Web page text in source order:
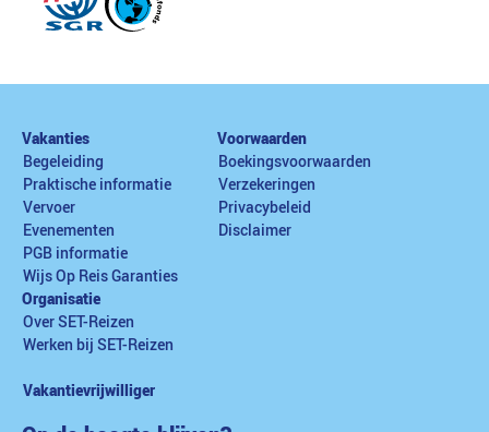
Vakanties
Begeleiding
Praktische informatie
Vervoer
Evenementen
PGB informatie
Wijs Op Reis Garanties
Voorwaarden
Boekingsvoorwaarden
Verzekeringen
Privacybeleid
Disclaimer
Organisatie
Over SET-Reizen
Werken bij SET-Reizen
Vakantievrijwilliger